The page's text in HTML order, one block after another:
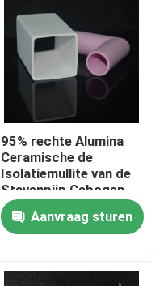
95% rechte Alumina
Ceramische de
Isolatiemullite van de
Stavenpijp Gebogen
Buis Hoge Ceramische
Buis Aanvraag sturen